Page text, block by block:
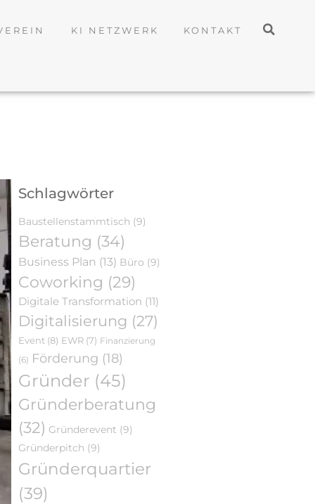
KI NETZWERK KONTAKT
Schlagwörter
Baustellenstammtisch (9)
Beratung (34)
Business Plan (13) Büro (9)
Coworking (29)
Digitale Transformation (11)
Digitalisierung (27)
Event (8) EWR (7) Finanzierung
(6) Förderung (18)
Gründer (45)
Gründerberatung
(32) Gründerevent (9)
Gründerpitch (9)
Gründerquartier
(39)